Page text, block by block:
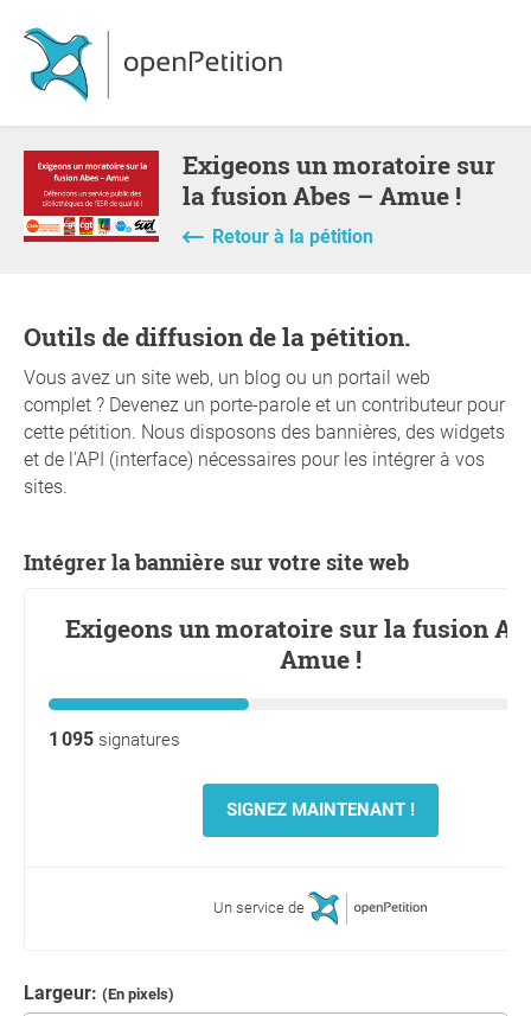
Exigeons un moratoire sur
la fusion Abes – Amue !
Retour à la pétition
Outils de diffusion de la pétition.
Vous avez un site web, un blog ou un portail web
complet ? Devenez un porte-parole et un contributeur pour
cette pétition. Nous disposons des bannières, des widgets
et de l'API (interface) nécessaires pour les intégrer à vos
sites.
Intégrer la bannière sur votre site web
Largeur: (En pixels)